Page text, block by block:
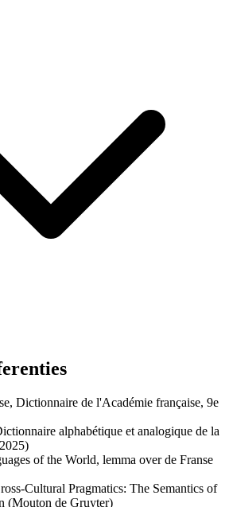
Dictionnaire de l'Académie française, 9e
alphabétique et analogique de la
of the World, lemma over de Franse
Cultural Pragmatics: The Semantics of
(Mouton de Gruyter)